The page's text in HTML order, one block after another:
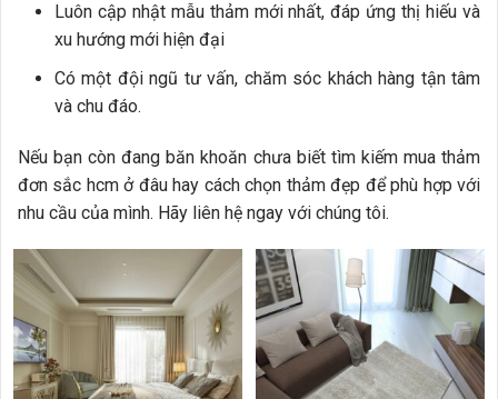
Luôn cập nhật mẫu thảm mới nhất, đáp ứng thị hiếu và
xu hướng mới hiện đại
Có một đội ngũ tư vấn, chăm sóc khách hàng tận tâm
và chu đáo.
Nếu bạn còn đang băn khoăn chưa biết tìm kiếm mua thảm
đơn sắc hcm ở đâu hay cách chọn thảm đẹp để phù hợp với
nhu cầu của mình. Hãy liên hệ ngay với chúng tôi.